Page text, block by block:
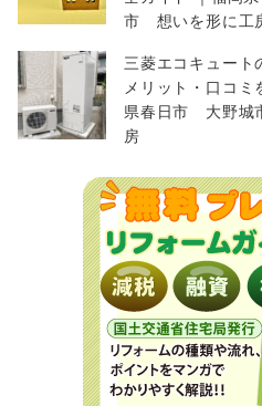
市 想いを形に工
三菱エコキュート
メリット・口コ
県春日市 大野
房